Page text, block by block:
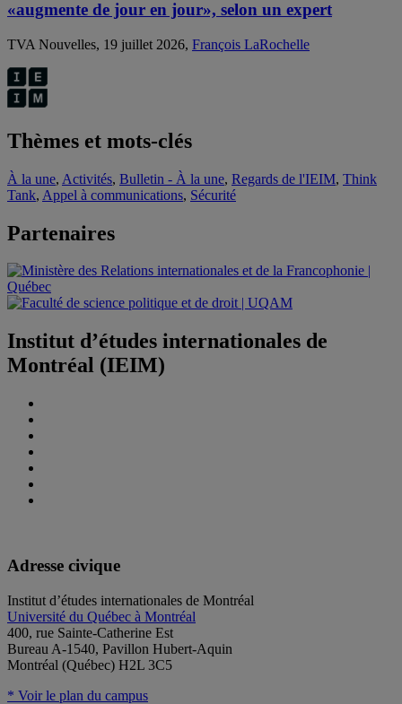
«augmente de jour en jour», selon un expert
TVA Nouvelles, 19 juillet 2026, François LaRochelle
Thèmes et mots-clés
À la une, Activités, Bulletin - À la une, Regards de l'IEIM, Think
Tank, Appel à communications, Sécurité
Partenaires
Institut d’études internationales de
Montréal (IEIM)
Adresse civique
Institut d’études internationales de Montréal
Université du Québec à Montréal
400, rue Sainte-Catherine Est
Bureau A-1540, Pavillon Hubert-Aquin
Montréal (Québec) H2L 3C5
* Voir le plan du campus